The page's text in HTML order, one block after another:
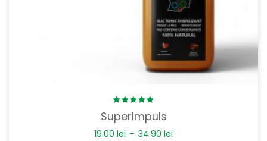
5.00 out
of 5
SuperImpuls
19.00 lei – 34.90 lei